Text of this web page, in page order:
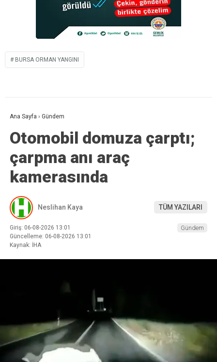
BURSA ORMAN YANGINI
Ana Sayfa › Gündem
Otomobil domuza çarptı;
çarpma anı araç
kamerasında
Neslihan Kaya TÜM YAZILARI
Giriş: 06-08-2026 13:01
Güncelleme: 06-08-2026 13:01
Kaynak: İHA
Gündem